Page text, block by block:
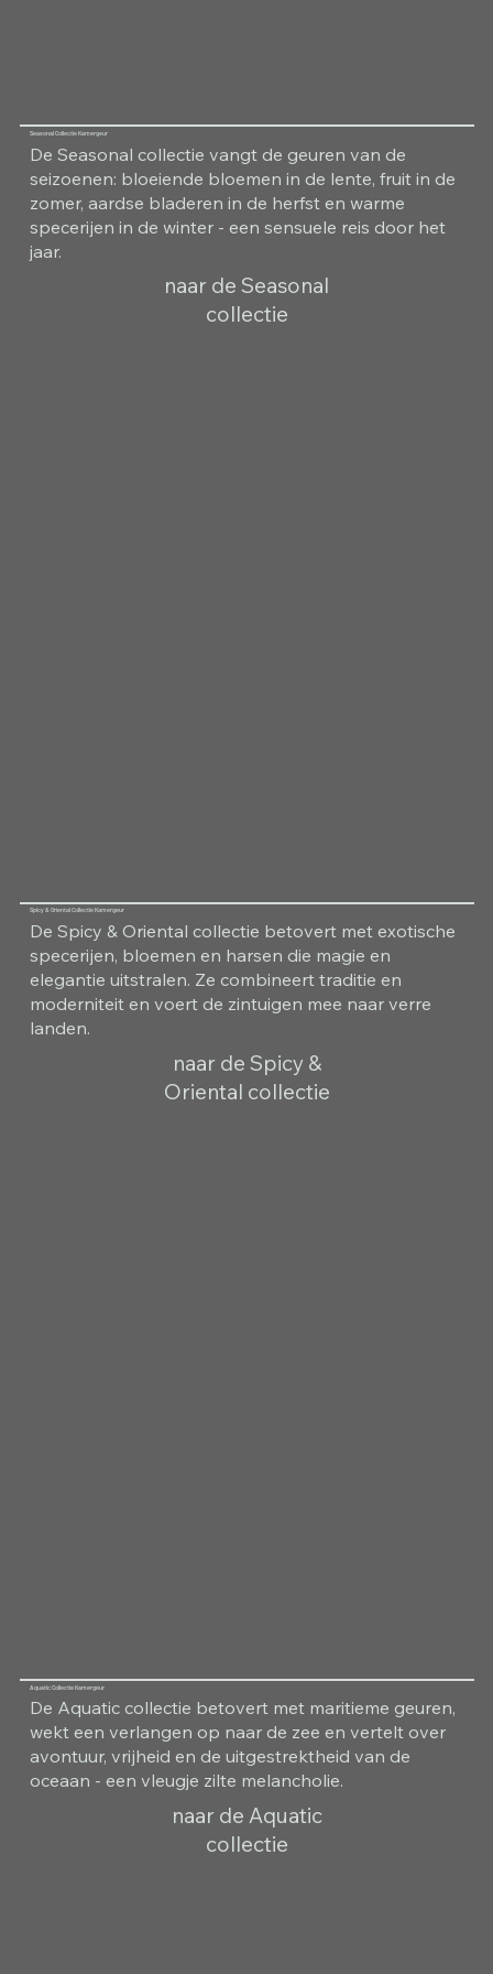
Seasonal Collectie Kamergeur
De Seasonal collectie vangt de geuren van de
seizoenen: bloeiende bloemen in de lente, fruit in de
zomer, aardse bladeren in de herfst en warme
specerijen in de winter - een sensuele reis door het
jaar.
naar de Seasonal
collectie
Spicy & Oriental Collectie Kamergeur
De Spicy & Oriental collectie betovert met exotische
specerijen, bloemen en harsen die magie en
elegantie uitstralen. Ze combineert traditie en
moderniteit en voert de zintuigen mee naar verre
landen.
naar de Spicy &
Oriental collectie
Aquatic Collectie Kamergeur
De Aquatic collectie betovert met maritieme geuren,
wekt een verlangen op naar de zee en vertelt over
avontuur, vrijheid en de uitgestrektheid van de
oceaan - een vleugje zilte melancholie.
naar de Aquatic
collectie